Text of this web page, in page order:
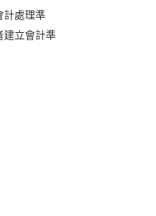
計處理準
建立會計準